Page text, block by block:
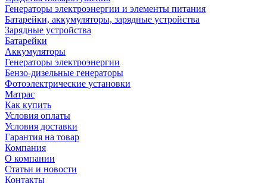
Генераторы электроэнергии и элементы питания
Батарейки, аккумуляторы, зарядные устройства
Зарядные устройства
Батарейки
Аккумуляторы
Генераторы электроэнергии
Бензо-дизельные генераторы
Фотоэлектрические установки
Матрас
Как купить
Условия оплаты
Условия доставки
Гарантия на товар
Компания
О компании
Статьи и новости
Контакты